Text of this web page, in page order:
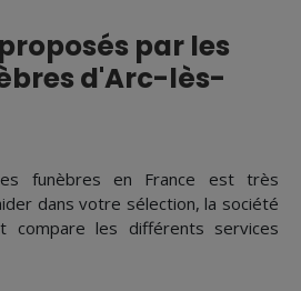
par les
d'Arc-lès-
funèbres en France est très
dans votre sélection, la société
compare les différents services